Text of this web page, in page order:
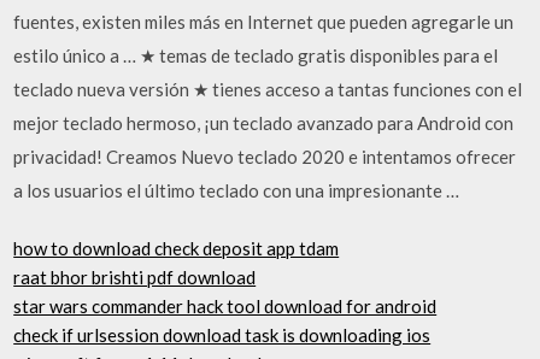
fuentes, existen miles más en Internet que pueden agregarle un
estilo único a … ★ temas de teclado gratis disponibles para el
teclado nueva versión ★ tienes acceso a tantas funciones con el
mejor teclado hermoso, ¡un teclado avanzado para Android con
privacidad! Creamos Nuevo teclado 2020 e intentamos ofrecer
a los usuarios el último teclado con una impresionante …
how to download check deposit app tdam
raat bhor brishti pdf download
star wars commander hack tool download for android
check if urlsession download task is downloading ios